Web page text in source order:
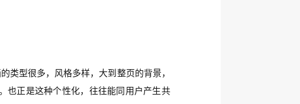
类型很多，风格多样，大到整页的背景，
也正是这种个性化，往往能同用户产生共